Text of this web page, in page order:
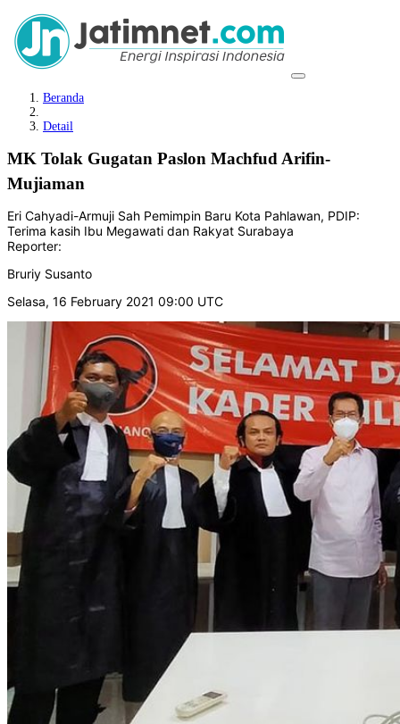
Beranda
Detail
MK Tolak Gugatan Paslon Machfud Arifin-
Mujiaman
Eri Cahyadi-Armuji Sah Pemimpin Baru Kota Pahlawan, PDIP:
Terima kasih Ibu Megawati dan Rakyat Surabaya
Reporter:
Bruriy Susanto
Selasa, 16 February 2021 09:00 UTC